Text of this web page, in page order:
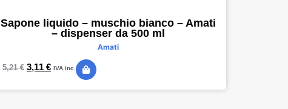
Sapone liquido – muschio bianco – Amati
– dispenser da 500 ml
Amati
5,21€ 3,11 € IVA inc.